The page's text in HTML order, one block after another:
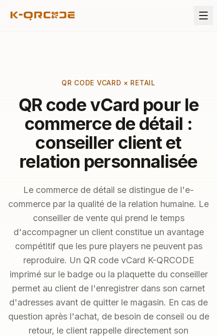
QR CODE VCARD × RETAIL
QR code vCard pour le
commerce de détail :
conseiller client et
relation personnalisée
Le commerce de détail se distingue de l'e-
commerce par la qualité de la relation humaine. Le
conseiller de vente qui prend le temps
d'accompagner un client constitue un avantage
compétitif que les pure players ne peuvent pas
reproduire. Un QR code vCard K-QRCODE
imprimé sur le badge ou la plaquette du conseiller
permet au client de l'enregistrer dans son carnet
d'adresses avant de quitter le magasin. En cas de
question après l'achat, de besoin de conseil ou de
retour, le client rappelle directement son